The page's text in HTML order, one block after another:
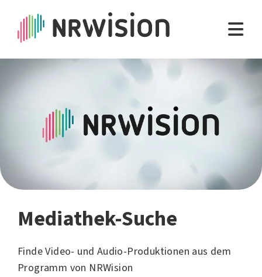
Mediathek-Suche
Finde Video- und Audio-Produktionen aus dem
Programm von NRWision